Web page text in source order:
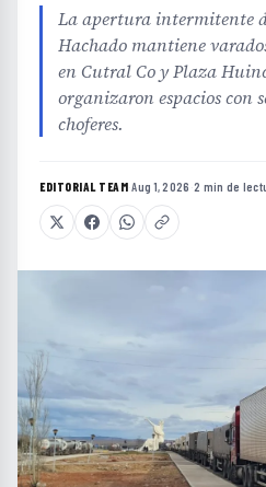
La apertura intermitente
Hachado mantiene
en Cutral Co y Plaza
organizaron espacios con
choferes.
EDITORIAL TEAM·Aug 1, 2026 ·2 min de